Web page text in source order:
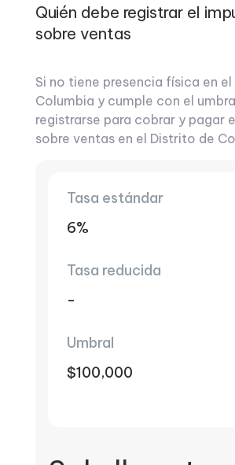
Quién debe registrar el
sobre ventas
Si no tiene presencia física en
Columbia y cumple con el
registrarse para cobrar y pagar
sobre ventas en el Distrito de
Tasa estándar
6%
Tasa reducida
-
Umbral
$100,000